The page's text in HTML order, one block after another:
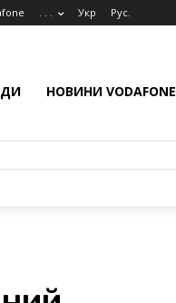
. . . Укр Рус.
НОВИНИ VODAFONE